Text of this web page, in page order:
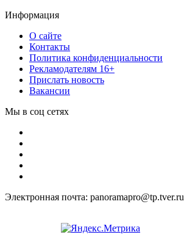
Информация
О сайте
Контакты
Политика конфиденциальности
Рекламодателям 16+
Прислать новость
Вакансии
Мы в соц сетях
Электронная почта: panoramapro@tp.tver.ru